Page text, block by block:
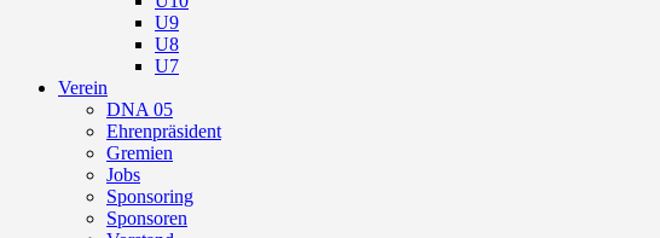
U9
U8
U7
Verein
DNA 05
Ehrenpräsident
Gremien
Jobs
Sponsoring
Sponsoren